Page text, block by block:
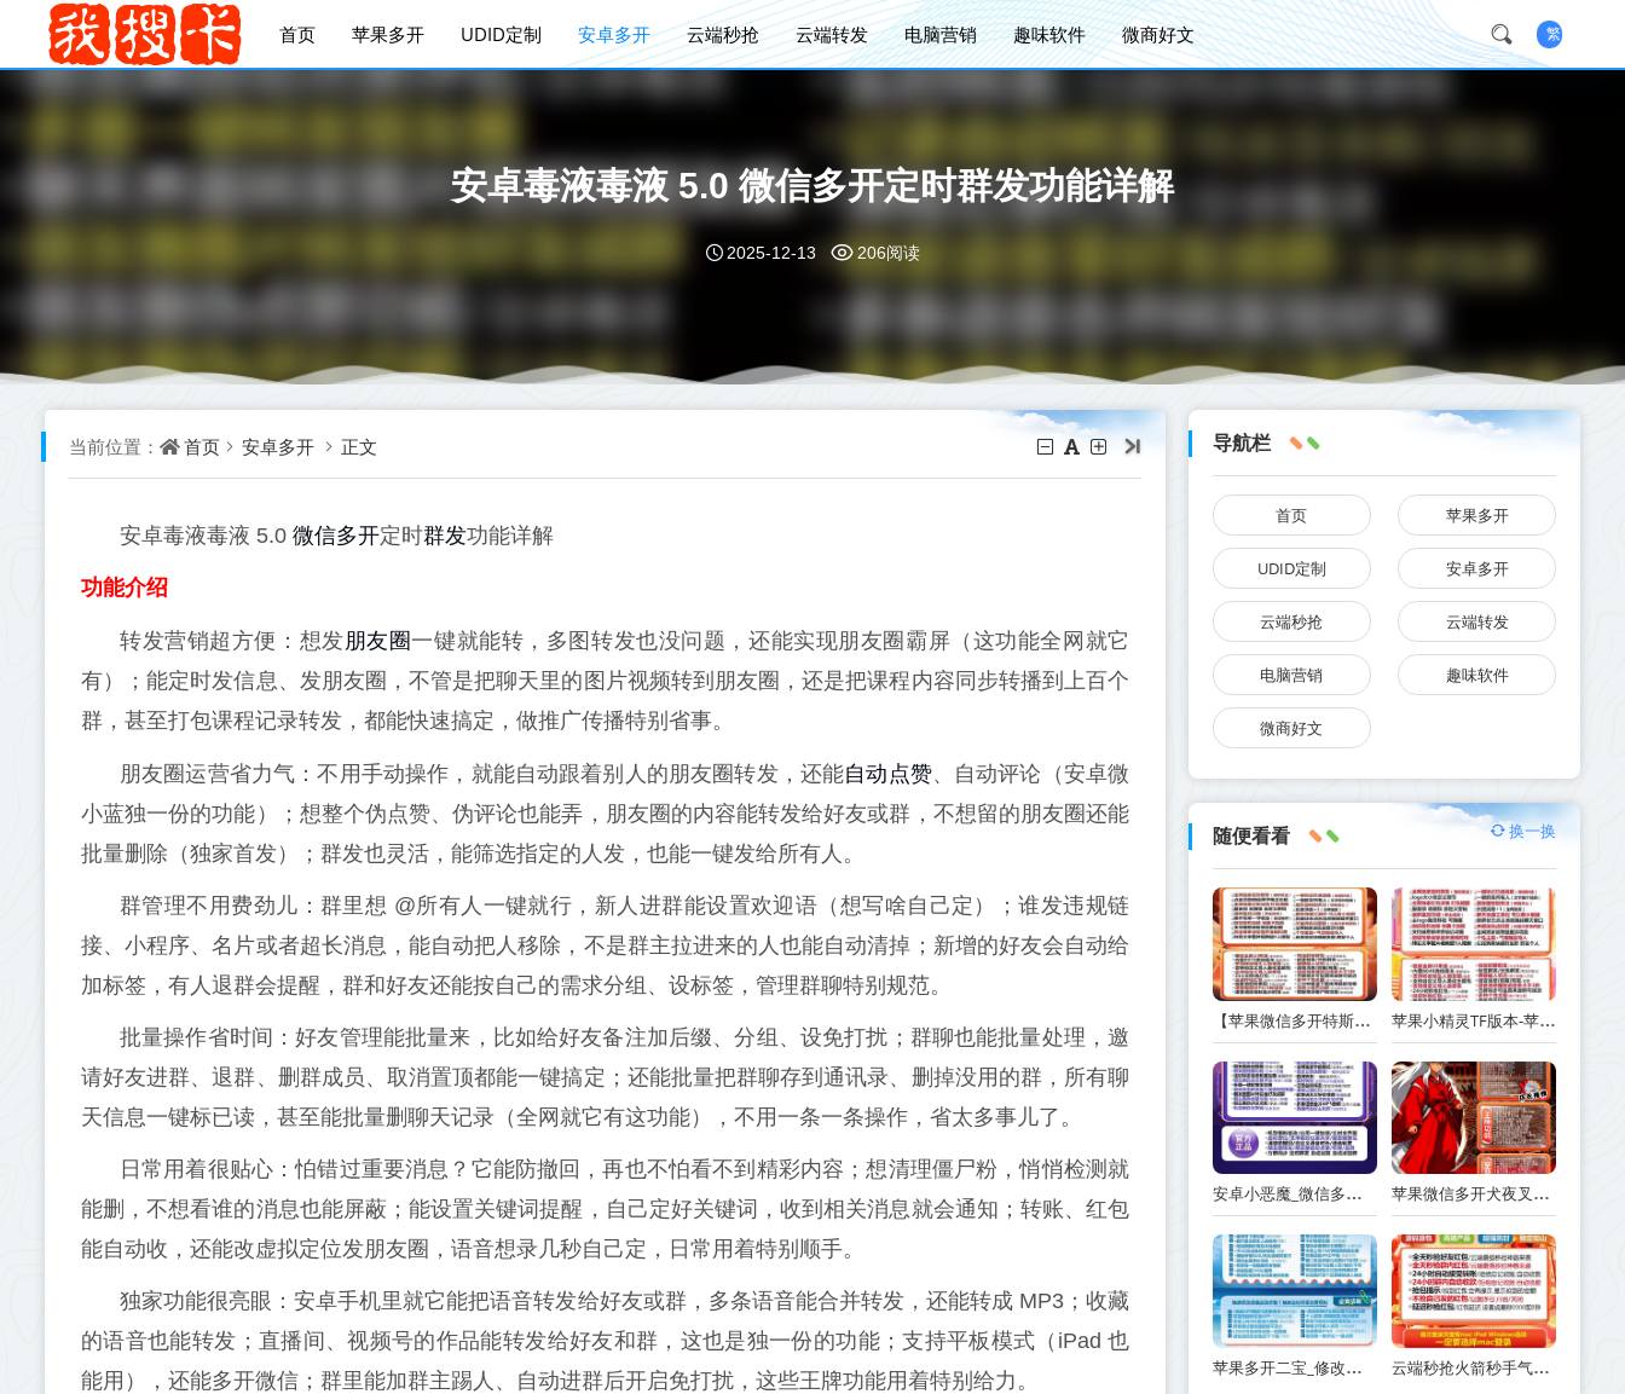
首页 苹果多开 UDID定制 安卓多开 云端秒抢 云端转发 电脑营销 趣味软件 微商好文 繁
安卓毒液毒液 5.0 微信多开定时群发功能详解
2025-12-13 206阅读
当前位置： 首页 安卓多开 正文
安卓毒液毒液 5.0 微信多开定时群发功能详解
功能介绍
转发营销超方便：想发朋友圈一键就能转，多图转发也没问题，还能实现朋友圈霸屏（这功能全网就它
有）；能定时发信息、发朋友圈，不管是把聊天里的图片视频转到朋友圈，还是把课程内容同步转播到上百个
群，甚至打包课程记录转发，都能快速搞定，做推广传播特别省事。
朋友圈运营省力气：不用手动操作，就能自动跟着别人的朋友圈转发，还能自动点赞、自动评论（安卓微
小蓝独一份的功能）；想整个伪点赞、伪评论也能弄，朋友圈的内容能转发给好友或群，不想留的朋友圈还能
批量删除（独家首发）；群发也灵活，能筛选指定的人发，也能一键发给所有人。
群管理不用费劲儿：群里想 @所有人一键就行，新人进群能设置欢迎语（想写啥自己定）；谁发违规链
接、小程序、名片或者超长消息，能自动把人移除，不是群主拉进来的人也能自动清掉；新增的好友会自动给
加标签，有人退群会提醒，群和好友还能按自己的需求分组、设标签，管理群聊特别规范。
批量操作省时间：好友管理能批量来，比如给好友备注加后缀、分组、设免打扰；群聊也能批量处理，邀
请好友进群、退群、删群成员、取消置顶都能一键搞定；还能批量把群聊存到通讯录、删掉没用的群，所有聊
天信息一键标已读，甚至能批量删聊天记录（全网就它有这功能），不用一条一条操作，省太多事儿了。
日常用着很贴心：怕错过重要消息？它能防撤回，再也不怕看不到精彩内容；想清理僵尸粉，悄悄检测就
能删，不想看谁的消息也能屏蔽；能设置关键词提醒，自己定好关键词，收到相关消息就会通知；转账、红包
能自动收，还能改虚拟定位发朋友圈，语音想录几秒自己定，日常用着特别顺手。
独家功能很亮眼：安卓手机里就它能把语音转发给好友或群，多条语音能合并转发，还能转成 MP3；收藏
的语音也能转发；直播间、视频号的作品能转发给好友和群，这也是独一份的功能；支持平板模式（iPad 也
能用），还能多开微信；群里能加群主踢人、自动进群后开启免打扰，这些王牌功能用着特别给力。
导航栏
首页 苹果多开
UDID定制 安卓多开
云端秒抢 云端转发
电脑营销 趣味软件
微商好文
随便看看 换一换
【苹果微信多开特斯拉激活码商城24小时版本】支持修改步数-朋友圈发1小时视频 苹果小精灵TF版本-苹果小精灵支持UDID定制V-支持无限多开实时消息
安卓小恶魔_微信多开分身克隆朋友圈自动跟圈_安卓小恶魔官网 苹果微信多开犬夜叉_兑换码如何在TF里下载激活-犬夜叉传可以多开几个
苹果多开二宝_修改步数版本-支持修改桌面logo和名字 云端秒抢火箭秒手气最佳提示-自动秒抢好友红包-抢群聊红包-接收转账-抢包后自动@发包人